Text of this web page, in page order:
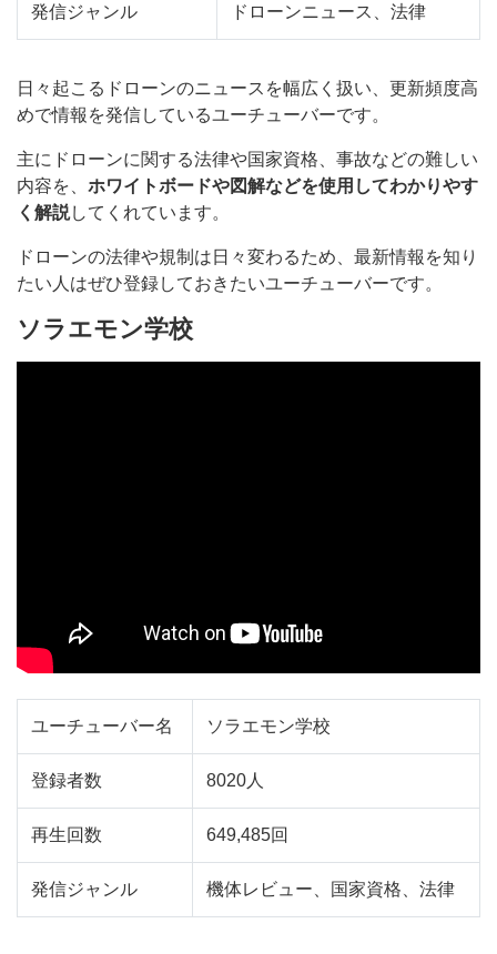
発信ジャンル ドローンニュース、法律
日々起こるドローンのニュースを幅広く扱い、更新頻度高
めで情報を発信しているユーチューバーです。
主にドローンに関する法律や国家資格、事故などの難しい
内容を、 ホワイトボードや図解などを使用してわかりやす
く解説してくれています。
ドローンの法律や規制は日々変わるため、最新情報を知り
たい人はぜひ登録しておきたいユーチューバーです。
ソラエモン学校
ユーチューバー名 ソラエモン学校
登録者数 8020人
再生回数 649,485回
発信ジャンル 機体レビュー、国家資格、法律